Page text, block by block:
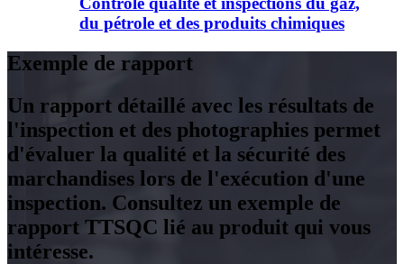
du pétrole et des produits chimiques
Exemple de rapport
Un rapport détaillé avec les résultats de
l'inspection et des photographies permet
d'évaluer la qualité et la sécurité des
marchandises lors de l'exécution d'une
inspection. Consultez un exemple de
rapport TTSQC lié au produit qui vous
intéresse.